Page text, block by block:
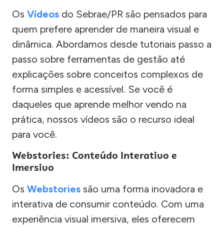
Os Vídeos do Sebrae/PR são pensados para
quem prefere aprender de maneira visual e
dinâmica. Abordamos desde tutoriais passo a
passo sobre ferramentas de gestão até
explicações sobre conceitos complexos de
forma simples e acessível. Se você é
daqueles que aprende melhor vendo na
prática, nossos vídeos são o recurso ideal
para você.
Webstories: Conteúdo Interativo e
Imersivo
Os Webstories são uma forma inovadora e
interativa de consumir conteúdo. Com uma
experiência visual imersiva, eles oferecem